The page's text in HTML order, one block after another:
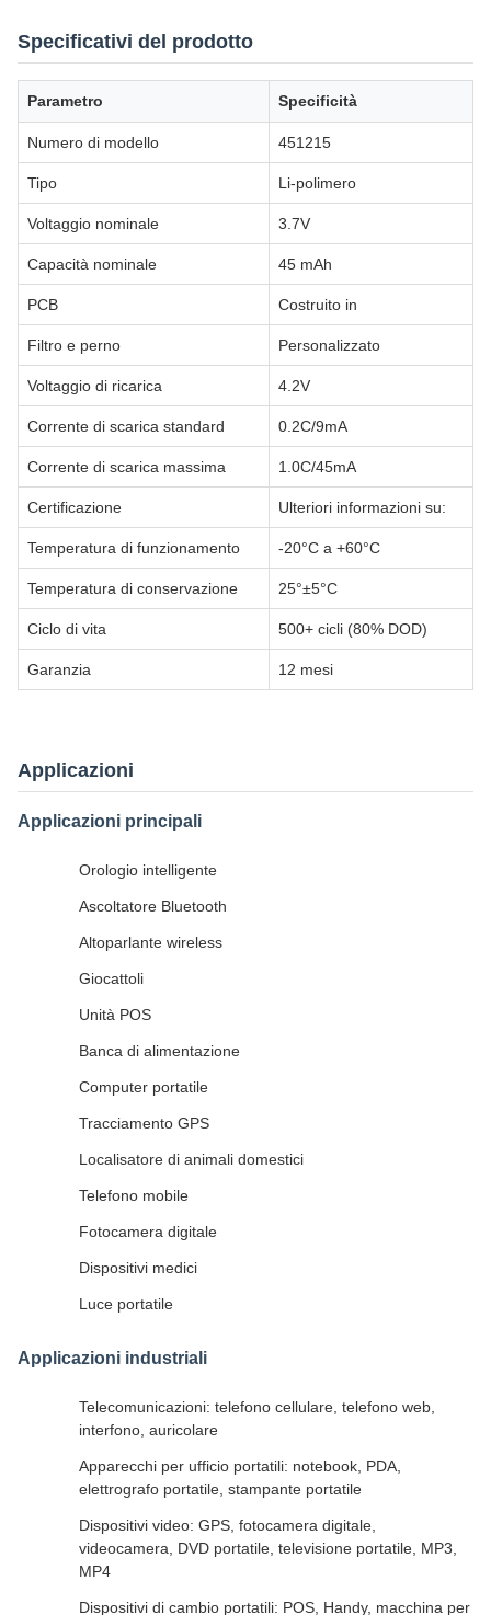
Specificativi del prodotto
Parametro Specificità
Numero di modello 451215
Tipo Li-polimero
Voltaggio nominale 3.7V
Capacità nominale 45 mAh
PCB Costruito in
Filtro e perno Personalizzato
Voltaggio di ricarica 4.2V
Corrente di scarica standard 0.2C/9mA
Corrente di scarica massima 1.0C/45mA
Certificazione Ulteriori informazioni su:
Temperatura di funzionamento -20°C a +60°C
Temperatura di conservazione 25°±5°C
Ciclo di vita 500+ cicli (80% DOD)
Garanzia 12 mesi
Applicazioni
Applicazioni principali
Orologio intelligente
Ascoltatore Bluetooth
Altoparlante wireless
Giocattoli
Unità POS
Banca di alimentazione
Computer portatile
Tracciamento GPS
Localisatore di animali domestici
Telefono mobile
Fotocamera digitale
Dispositivi medici
Luce portatile
Applicazioni industriali
Telecomunicazioni: telefono cellulare, telefono web,
interfono, auricolare
Apparecchi per ufficio portatili: notebook, PDA,
elettrografo portatile, stampante portatile
Dispositivi video: GPS, fotocamera digitale,
videocamera, DVD portatile, televisione portatile, MP3,
MP4
Dispositivi di cambio portatili: POS, Handy, macchina per